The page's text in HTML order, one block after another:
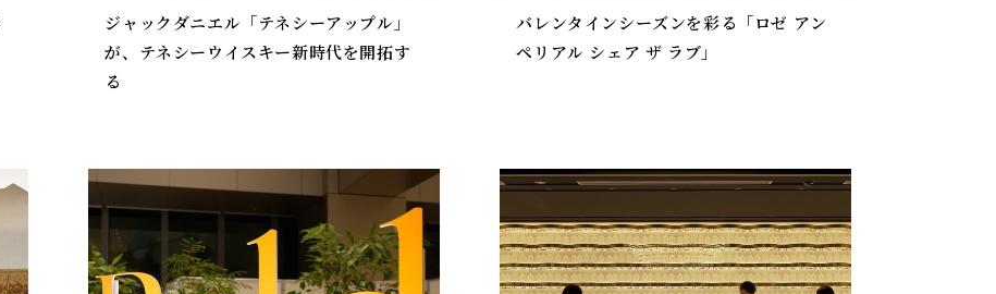
ジャックダニエル「テネシーアップル」
が、テネシーウイスキー新時代を開拓す
る
バレンタインシーズンを彩る「ロゼ アン
ペリアル シェア ザ ラブ」